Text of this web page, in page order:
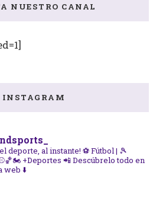
NUESTRO CANAL
INSTAGRAM
deporte, al instante! ⚽ Fútbol | 🎾
+Deportes 📲 Descúbrelo todo en
web ⬇️